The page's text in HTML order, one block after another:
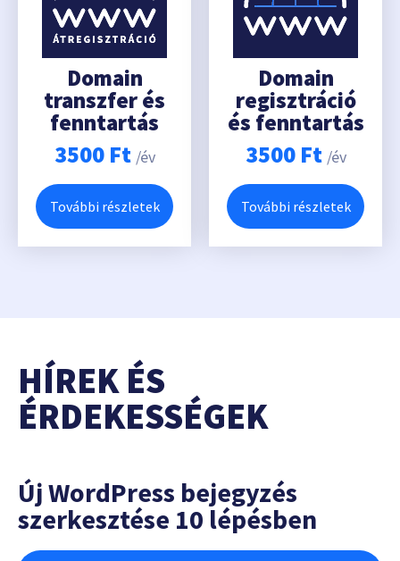
Domain
transzfer és
fenntartás
3500 Ft /év
További részletek
Domain
regisztráció
és fenntartás
3500 Ft /év
További részletek
HÍREK ÉS
ÉRDEKESSÉGEK
Új WordPress bejegyzés
szerkesztése 10 lépésben